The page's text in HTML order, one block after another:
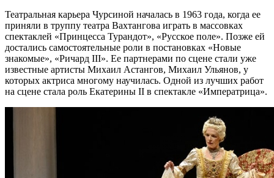
Театральная карьера Чурсиной началась в 1963 года, когда ее
приняли в труппу театра Вахтангова играть в массовках
спектаклей «Принцесса Турандот», «Русское поле». Позже ей
достались самостоятельные роли в постановках «Новые
знакомые», «Ричард III». Ее партнерами по сцене стали уже
известные артисты Михаил Астангов, Михаил Ульянов, у
которых актриса многому научилась. Одной из лучших работ
на сцене стала роль Екатерины II в спектакле «Императрица».